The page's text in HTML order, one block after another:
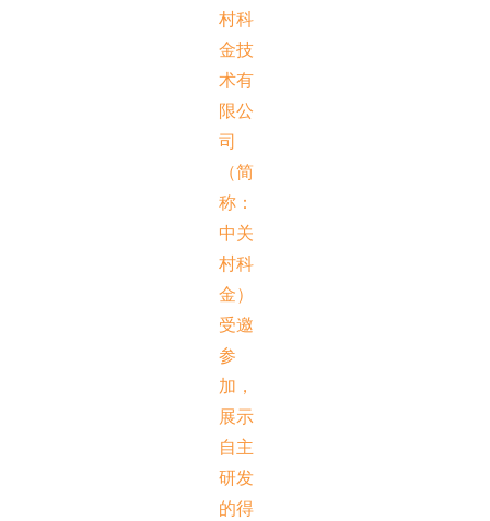
村科
金技
术有
限公
司
（简
称：
中关
村科
金）
受邀
参
加，
展示
自主
研发
的得